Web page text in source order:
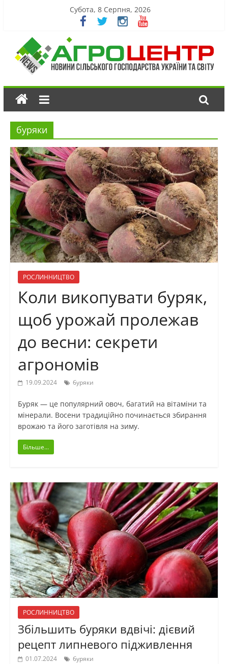
Субота, 8 Серпня, 2026
буряки
РОСЛИННИЦТВО
Коли викопувати буряк,
щоб урожай пролежав
до весни: секрети
агрономів
19.09.2024 буряки
Буряк — це популярний овоч, багатий на вітаміни та
мінерали. Восени традиційно починається збирання
врожаю та його заготівля на зиму.
Більше...
РОСЛИННИЦТВО
Збільшить буряки вдвічі: дієвий
рецепт липневого підживлення
01.07.2024 буряки